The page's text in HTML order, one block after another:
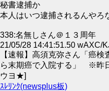
秘書逮捕か
本人はいつ逮捕されるんやろ
338:名無しさん＠１３周年
21/05/28 14:41:51.50 wAXC/
【速報】高須克弥さん「癌
ら末期癌で入院する」 ※昨
ウヨ★]
ｽﾚﾘﾝｸ(newsplus板)